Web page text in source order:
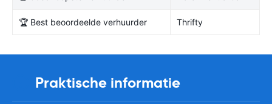
🏆 Best beoordeelde verhuurder Thrifty
Praktische informatie